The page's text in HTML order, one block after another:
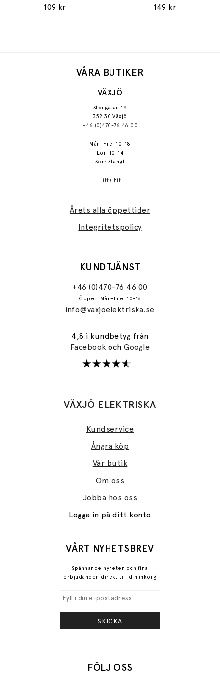
109 kr
149 kr
VÅRA BUTIKER
VÄXJÖ
Storgatan 19
352 30 Växjö
+46 (0)470-76 46 00
Mån–Fre: 10-18
Lör: 10-14
Sön: Stängt
Hitta hit
Årets alla öppettider
Integritetspolicy
KUNDTJÄNST
+46 (0)470-76 46 00
Öppet: Mån–Fre: 10-16
info@vaxjoelektriska.se
4,8 i kundbetyg från
FacebookochGoogle
VÄXJÖ ELEKTRISKA
Kundservice
Ångra köp
Vår butik
Om oss
Jobba hos oss
Logga in på ditt konto
VÅRT NYHETSBREV
Spännande nyheter och fina
erbjudanden direkt till din inkorg
SKICKA
FÖLJ OSS